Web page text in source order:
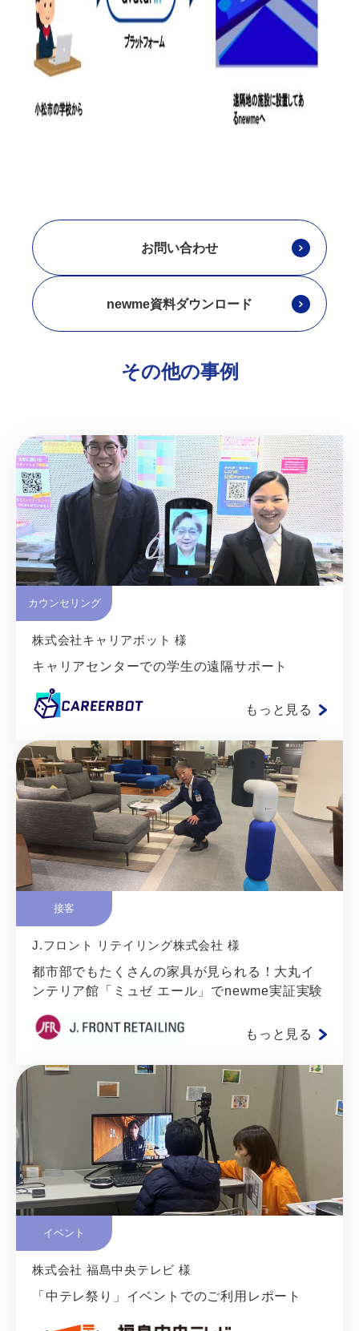
お問い合わせ
newme資料ダウンロード
その他の事例
カウンセリング
株式会社キャリアボット 様
キャリアセンターでの学生の遠隔サポート
もっと見る
接客
J.フロント リテイリング株式会社 様
都市部でもたくさんの家具が見られる！大丸イ
ンテリア館「ミュゼ エール」でnewme実証実験
もっと見る
イベント
株式会社 福島中央テレビ 様
「中テレ祭り」イベントでのご利用レポート